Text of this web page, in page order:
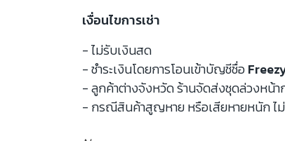
เงื่อนไขการเช่า
- ไม่รับเงินสด
- ชำระเงินโดยการโอนเข้าบัญชีชื่อ
- ลูกค้าต่างจังหวัด ร้านจัดส่งชุดล่วงหน้า
- กรณีสินค้าสูญหาย หรือเสียหายหนัก ไม่